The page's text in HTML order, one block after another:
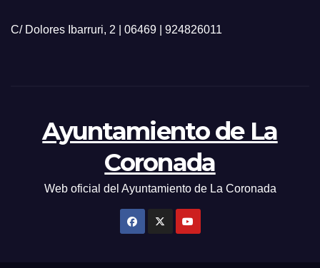
C/ Dolores Ibarruri, 2 | 06469 | 924826011
Ayuntamiento de La
Coronada
Web oficial del Ayuntamiento de La Coronada